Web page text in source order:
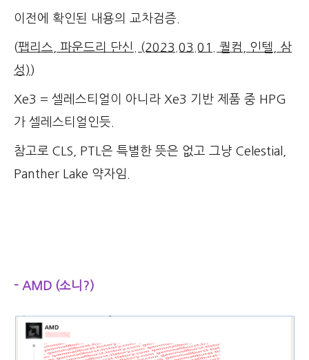
이전에 확인된 내용의 교차검증.
(팹리스, 파운드리 단신. (2023.03.01. 퀄컴, 인텔, 삼
성) )
Xe3 = 셀레스티얼이 아니라 Xe3 기반 제품 중 HPG
가 셀레스티얼인듯.
참고로 CLS, PTL은 특별한 뜻은 없고 그냥 Celestial,
Panther Lake 약자임.
- AMD (소니?)